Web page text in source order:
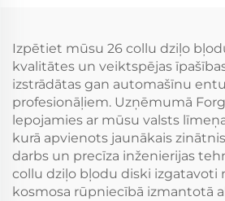
Izpētiet mūsu 26 collu dziļo
kvalitātes un veiktspējas
izstrādātas gan automašīnu
profesionāļiem. Uzņēmumā
lepojamies ar mūsu valsts
kurā apvienots jaunākais
darbs un precīza inženierijas
collu dziļo bļodu diski izgatavoti
kosmosa rūpniecībā izmantotā